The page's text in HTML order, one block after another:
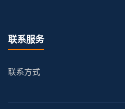
联系服务
联系方式